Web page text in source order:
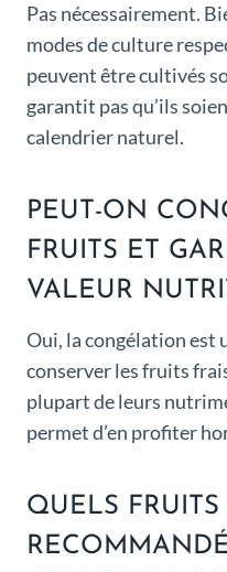
Pas nécessairement.
modes de culture
peuvent être cultivés
garantit pas qu’ils
calendrier naturel.
PEUT-ON
FRUITS ET
VALEUR
Oui, la congélation est
conserver les fruits
plupart de leurs
permet d’en profiter
QUELS FRUITS